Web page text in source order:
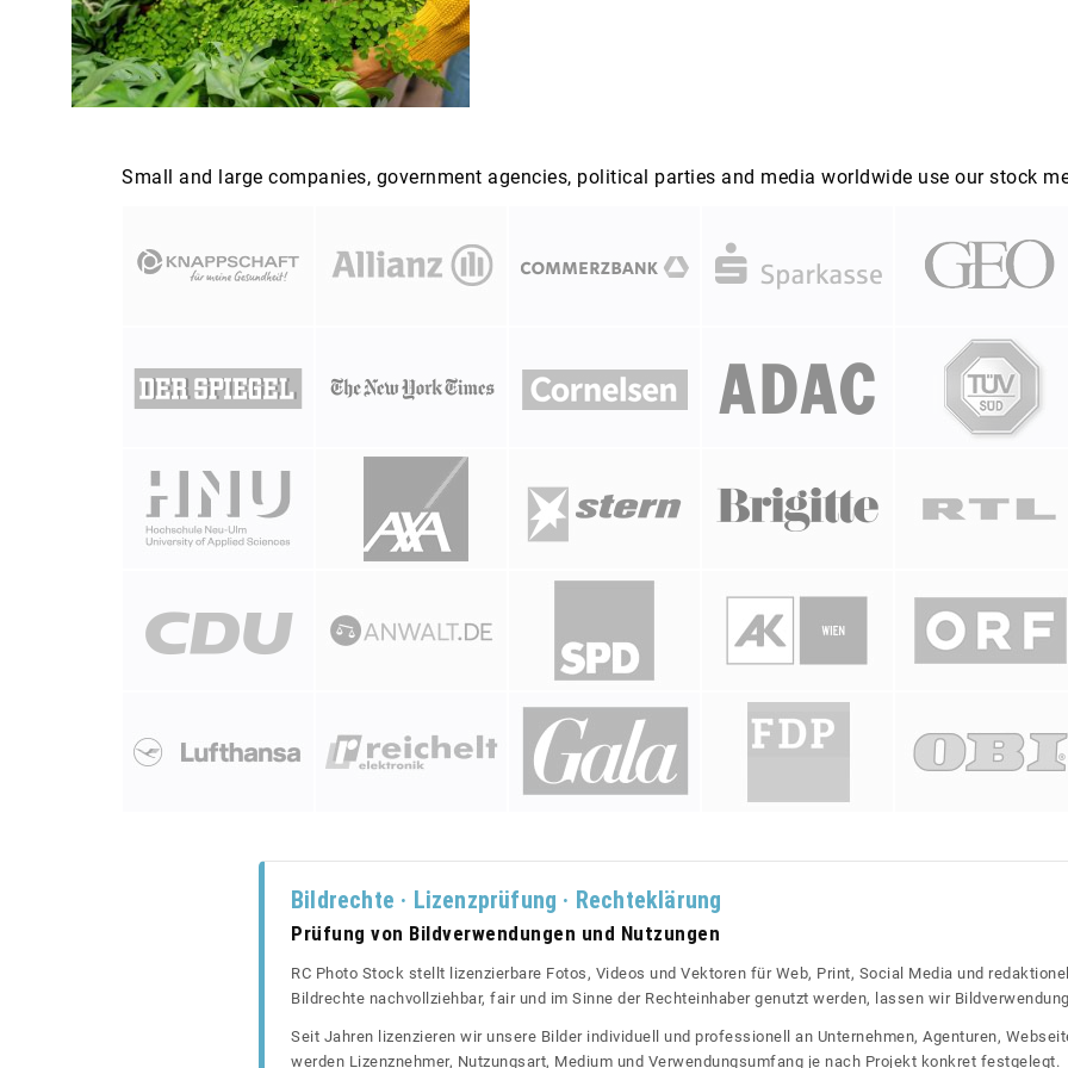
Small and large companies, government agencies, political parties and media worldwide use our stock
Bildrechte · Lizenzprüfung · Rechteklärung
Prüfung von Bildverwendungen und Nutzungen
RC Photo Stock stellt lizenzierbare Fotos, Videos und Vektoren für Web, Print, Social Media und
Bildrechte nachvollziehbar, fair und im Sinne der Rechteinhaber genutzt werden, lassen wir
Seit Jahren lizenzieren wir unsere Bilder individuell und professionell an Unternehmen, Agenturen,
werden Lizenznehmer, Nutzungsart, Medium und Verwendungsumfang je nach Projekt konkret festgelegt.